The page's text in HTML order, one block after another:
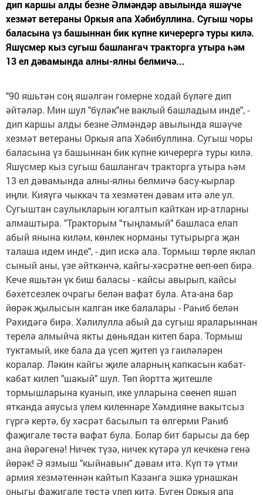
дип каршы алды безне Әлмәндәр авылында яшәүче
хезмәт ветераны Оркыя апа Хәбибуллина. Сугыш чоры
баласына үз башыннан бик күпне кичерергә туры килә.
Яшүсмер кыз сугыш башлангач тракторга утыра һәм
13 ел дәвамында алны-ялны белмичә...
"90 яшьтән соң яшәлгән гомерне ходай бүләге дип
әйтәләр. Мин шул "бүләк"не ваклый башладым инде", -
дип каршы алды безне Әлмәндәр авылында яшәүче
хезмәт ветераны Оркыя апа Хәбибуллина. Сугыш чоры
баласына үз башыннан бик күпне кичерергә туры килә.
Яшүсмер кыз сугыш башлангач тракторга утыра һәм
13 ел дәвамында алны-ялны белмичә басу-кырлар
иңли. Кияүгә чыккач та хезмәтен дәвам итә әле ул.
Сугыштан саулыкларын югалтып кайткан ир-атларны
алмаштыра. "Тракторым "тыңламый" башласа елап
абый янына киләм, көнлек норманы тутырырга җан
талаша идем инде", - дип искә ала. Тормыш төрле яклап
сыный аны, үзе әйткәнчә, кайгы-хәсрәтне өеп-өеп бирә.
Кече яшьтән үк биш баласы - кайсы авырып, кайсы
бәхетсезлек очрагы белән вафат була. Ата-ана бар
йөрәк җылысын калган ике балалары - Раһиб белән
Рәхидәгә бирә. Хәлилулла абый да сугыш яраларыннан
терелә алмыйча якты дөньядан китеп бара. Тормыш
туктамый, ике бала да үсеп җитеп үз гаиләләрен
коралар. Ләкин кайгы җиле аларның капкасын кабат-
кабат килеп "шакый" шул. Төп йортта җитешле
тормышларына куанып, ике улларына сөенеп яшәп
ятканда аяусыз үлем киленнәре Хәмдияне вакытсыз
гүргә кертә, бу хәсрәт басылып та өлгерми Раһиб
фаҗигале төстә вафат була. Болар бит барысы да бер
ана йөрәгенә! Ничек түзә, ничек күтәрә ул кечкенә генә
йөрәк! Ә язмыш "кыйнавын" дәвам итә. Күп тә үтми
армия хезмәтеннән кайтып Казанга эшкә урнашкан
оныгы фаҗигале төстә үлеп китә. Бүген Оркыя апа